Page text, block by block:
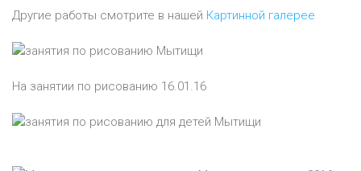
Другие работы смотрите в нашей Картинной галерее
На занятии по рисованию 16.01.16